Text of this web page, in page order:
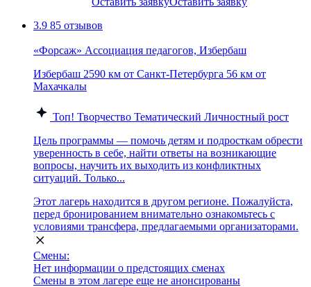
3.9 85 отзывов
«Форсаж» Ассоциация педагогов, Избербаш
Избербаш 2590 км от Санкт-Петербурга 56 км от
Махачкалы
Топ! Творчество Тематический Личностный рост
Цель программы — помочь детям и подросткам обрести
уверенность в себе, найти ответы на возникающие
вопросы, научить их выходить из конфликтных
ситуаций. Только...
Этот лагерь находится в другом регионе. Пожалуйста,
перед бронированием внимательно ознакомьтесь с
условиями трансфера, предлагаемыми организаторами.
Смены:
Нет информации о предстоящих сменах
Смены в этом лагере еще не анонсированы